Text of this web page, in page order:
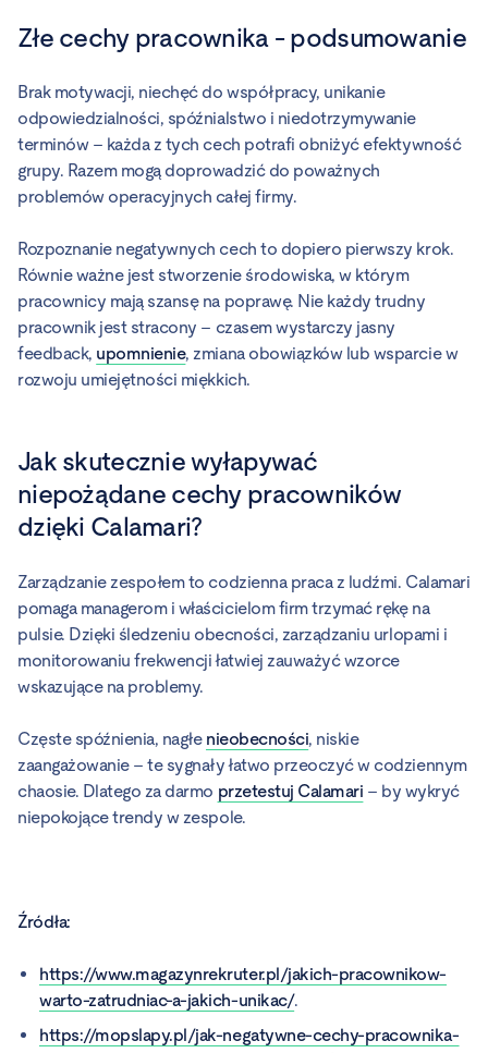
Złe cechy pracownika - podsumowanie
Brak motywacji, niechęć do współpracy, unikanie
odpowiedzialności, spóźnialstwo i niedotrzymywanie
terminów – każda z tych cech potrafi obniżyć efektywność
grupy. Razem mogą doprowadzić do poważnych
problemów operacyjnych całej firmy.
Rozpoznanie negatywnych cech to dopiero pierwszy krok.
Równie ważne jest stworzenie środowiska, w którym
pracownicy mają szansę na poprawę. Nie każdy trudny
pracownik jest stracony – czasem wystarczy jasny
feedback, upomnienie, zmiana obowiązków lub wsparcie w
rozwoju umiejętności miękkich.
Jak skutecznie wyłapywać
niepożądane cechy pracowników
dzięki Calamari?
Zarządzanie zespołem to codzienna praca z ludźmi. Calamari
pomaga managerom i właścicielom firm trzymać rękę na
pulsie. Dzięki śledzeniu obecności, zarządzaniu urlopami i
monitorowaniu frekwencji łatwiej zauważyć wzorce
wskazujące na problemy.
Częste spóźnienia, nagłe nieobecności, niskie
zaangażowanie – te sygnały łatwo przeoczyć w codziennym
chaosie. Dlatego za darmo przetestuj Calamari – by wykryć
niepokojące trendy w zespole.
Źródła:
https://www.magazynrekruter.pl/jakich-pracownikow-
warto-zatrudniac-a-jakich-unikac/.
https://mopslapy.pl/jak-negatywne-cechy-pracownika-